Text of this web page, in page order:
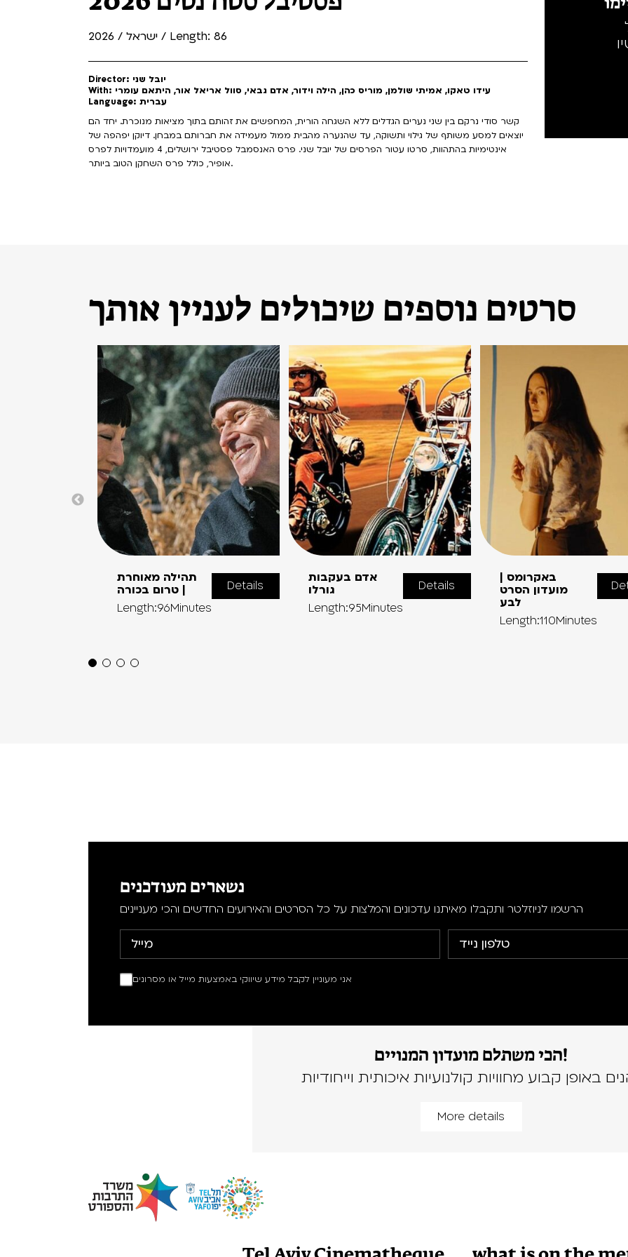
ישראל / 2026 / Length: 86
Director: יובל שני
With: עידו טאקו, אמיתי שולמן, מוריס כהן, הילה וידור, אדם גבאי, סוול אריאל אור, היתאם עומרי
Language: עברית
קשר סודי נרקם בין שני נערים הגדלים ללא השגחה הורית, המחפשים את זהותם בתוך מציאות מנוכרת. יחד הם
יוצאים למסע משותף של גילוי ותשוקה, עד שהנערה מהבית ממול מעמידה את חברותם במבחן. דיוקן יפהפה של
אינטימיות בהתהוות, סרטו עטור הפרסים של יובל שני. פרס האנסמבל פסטיבל ירושלים, 4 מועמדויות לפרס
אופיר, כולל פרס השחקן הטוב ביותר.
סרטים נוספים שיכולים לעניין אותך
תהילה מאוחרת
| טרום בכורה
Length:96Minutes
Details
אדם בעקבות
גורלו
Length:95Minutes
Details
באקרומס |
מועדון הסרט
לבע
Length:110Minutes
נשארים מעודכנים
הרשמו לניוזלטר ותקבלו מאיתנו עדכונים והמלצות על כל הסרטים והאירועים החדשים והכי מעניינים
אני מעוניין לקבל מידע שיווקי באמצעות מייל או מסרונים
הכי משתלם מועדון המנויים!
באופן קבוע מחוויות קולנועיות איכותית וייחודיות
More details